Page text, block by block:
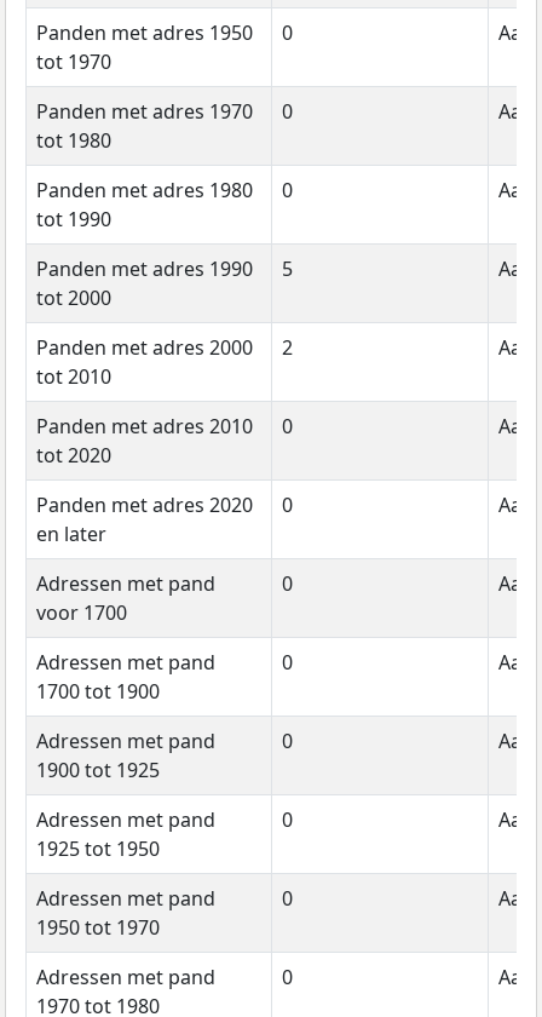
Panden met adres 1950
tot 1970
0
Panden met adres 1970
tot 1980
0
Panden met adres 1980
tot 1990
0
Panden met adres 1990
tot 2000
5
Panden met adres 2000
tot 2010
2
Panden met adres 2010
tot 2020
0
Panden met adres 2020
en later
0
Adressen met pand
voor 1700
0
Adressen met pand
1700 tot 1900
0
Adressen met pand
1900 tot 1925
0
Adressen met pand
1925 tot 1950
0
Adressen met pand
1950 tot 1970
0
Adressen met pand
1970 tot 1980
0